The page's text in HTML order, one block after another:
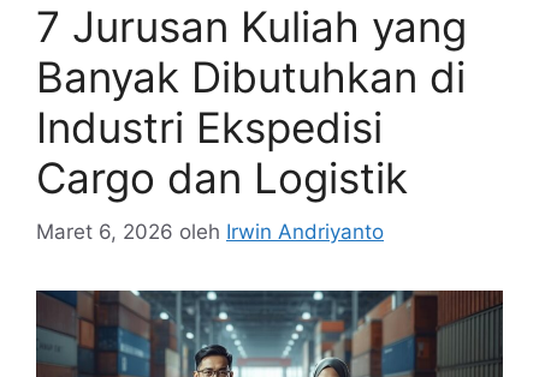
7 Jurusan Kuliah yang
Banyak Dibutuhkan di
Industri Ekspedisi
Cargo dan Logistik
Maret 6, 2026 oleh Irwin Andriyanto